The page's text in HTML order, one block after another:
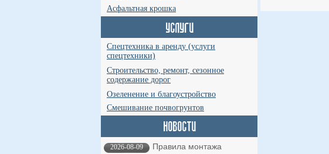
Асфальтная крошка
Спецтехника в аренду (услуги
спецтехники)
Строительство, ремонт, сезонное
содержание дорог
Озеленение и благоустройство
Смешивание почвогрунтов
2026-08-09
Правила монтажа